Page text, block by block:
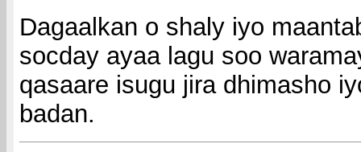
Dagaalkan o shaly iyo
socday ayaa lagu soo
qasaare isugu jira dhimasho
badan.